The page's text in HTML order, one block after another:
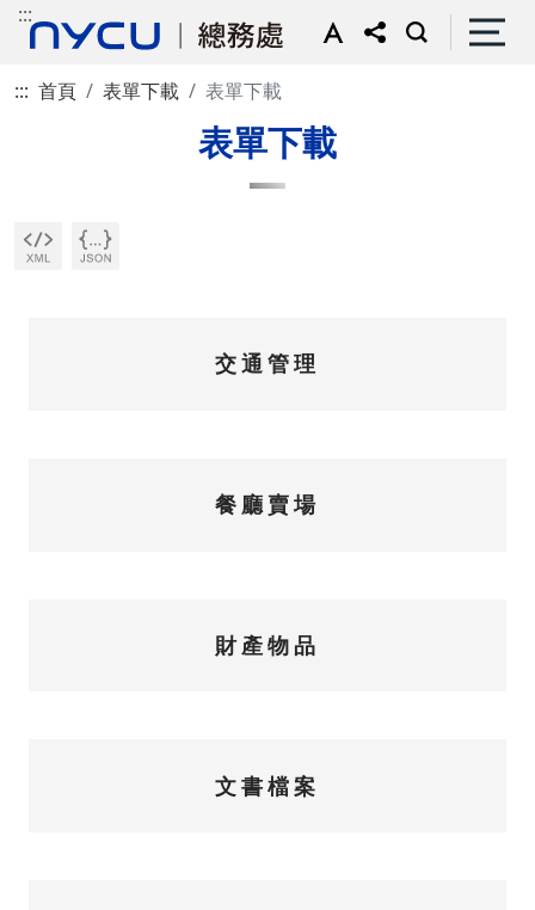
:::
::: 首頁 表單下載 表單下載
表單下載
交通管理
餐廳賣場
財產物品
文書檔案